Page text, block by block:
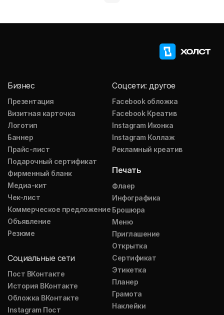
Бизнес
Презентация
Визитная карточка
Логотип
Баннер
Прайс-лист
Подарочный сертификат
Фирменный бланк
Медиа-кит
Чек-лист
Коммерческое предложение
Объявление
Резюме
Социальные сети
Пост ВКонтакте
История ВКонтакте
Обложка ВКонтакте
Instagram Пост
Соцсети: другое
Facebook обложка
Facebook Креатив
Instagram Иконка
Instagram Коллаж
Рекламный креатив
Печать
Флаер
Инфографика
Брошюра
Меню
Приглашение
Открытка
Сертификат
Этикетка
Планер
Грамота
Наклейки